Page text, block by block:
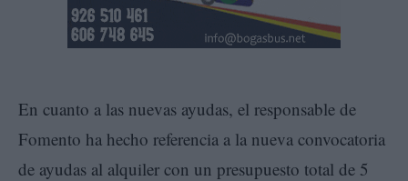
En cuanto a las nuevas ayudas, el responsable de
Fomento ha hecho referencia a la nueva convocatoria
de ayudas al alquiler con un presupuesto total de 5